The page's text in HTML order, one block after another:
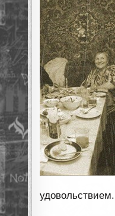
удовольствием.